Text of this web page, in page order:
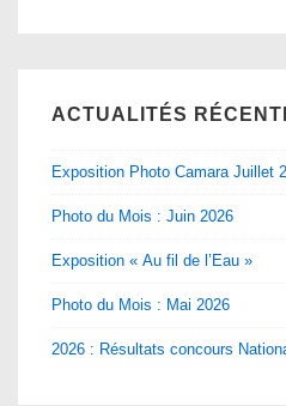
ACTUALITÉS
Exposition Photo Camara Juillet
Photo du Mois : Juin 2026
Exposition « Au fil de l’Eau »
Photo du Mois : Mai 2026
2026 : Résultats concours